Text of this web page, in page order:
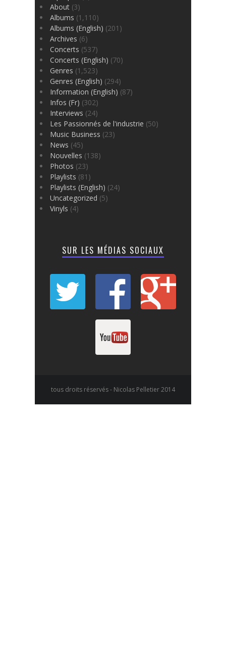
About (3)
Albums (1,110)
Albums (English) (201)
Archives (6)
Concerts (537)
Concerts (English) (70)
Genres (1,523)
Genres (English) (294)
Information (English) (87)
Infos (Fr) (302)
Interviews (24)
Les Passionnés de l'industrie (50)
Music Business (23)
News (45)
Nouvelles (138)
Photos (23)
Playlists (81)
Playlists (English) (24)
Uncategorized (5)
Vinyls (4)
SUR LES MÉDIAS SOCIAUX
tous droits réservés - Nicolas Pelletier 2014